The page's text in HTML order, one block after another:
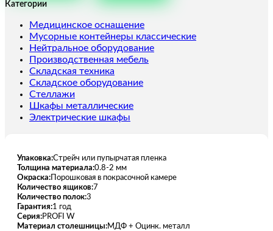
Категории
Медицинское оснащение
Мусорные контейнеры классические
Нейтральное оборудование
Производственная мебель
Складская техника
Складское оборудование
Стеллажи
Шкафы металлические
Электрические шкафы
Упаковка:Стрейч или пупырчатая пленка
Толщина материала:0.8-2 мм
Окраска: Порошковая в покрасочной камере
Количество ящиков:7
Количество полок:3
Гарантия:1 год
Серия:PROFI W
Материал столешницы:МДФ + Оцинк. металл